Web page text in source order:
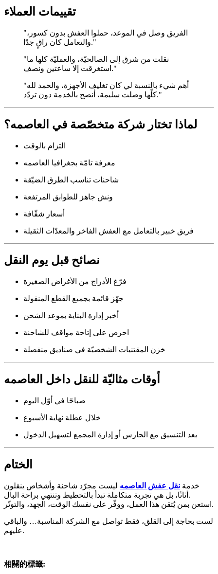
تقييمات العملاء
"الفريق وصل في الموعد، حملوا العفش بدون كسور،
والتعامل كان راقٍ جدًا."
"نقلت من شرق إلى الصالحيّة، والعمليّة كلها ما
استغرقت إلا ساعتين ونصف."
"أهم شيء بالنسبة لي كان تغليف الأجهزة، والحمد لله
كلّها وصلت سليمة، أنصح بالخدمة دون تردّد."
لماذا تختار شركة متخصّصة في العاصمه؟
التزام بالوقت
معرفة تامّة بجغرافيا العاصمه
شاحنات تناسب الطرق الضيّقة
ونش جاهز للطوابق المرتفعة
أسعار شفّافة
فريق خبير بالتعامل مع العفش الفاخر والمعدّات الثقيلة
نصائح قبل يوم النقل
فرّغ الأدراج من الأغراض الصغيرة
جهّز قائمة بجميع القطع المنقولة
أخبر إدارة البناية بموعد الشحن
احرص على إتاحة مواقف للشاحنة
خزن المقتنيات الشخصيّة في صناديق منفصلة
أوقات مثاليّة للنقل داخل العاصمه
صباحًا في أوّل اليوم
خلال عطلة نهاية الأسبوع
بعد التنسيق مع الحارس أو إدارة المجمع لتسهيل الدخول
الختام
خدمة نقل عفش العاصمه ليست مجرّد شاحنة وأشخاص ينقلون
أثاثًا، بل هي تجربة متكاملة تبدأ بالتخطيط وتنتهي براحة البال.
استعن بمن يُتقن هذا العمل، ووفّر على نفسك الوقت، الجهد، والتوتّر.
لست بحاجة إلى القلق، فقط تواصل مع الشركة المناسبة… والباقي
عليهم.
相關的標籤: